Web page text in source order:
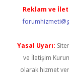
Reklam ve
Yasal Uyarı:
ve İletişim
olarak hizmet